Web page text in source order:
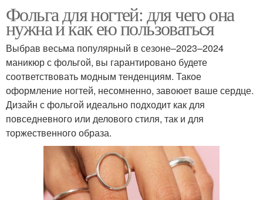
Фольга для ногтей: для чего она
нужна и как ею пользоваться
Выбрав весьма популярный в сезоне–2023–2024
маникюр с фольгой, вы гарантировано будете
соответствовать модным тенденциям. Такое
оформление ногтей, несомненно, завоюет ваше сердце.
Дизайн с фольгой идеально подходит как для
повседневного или делового стиля, так и для
торжественного образа.